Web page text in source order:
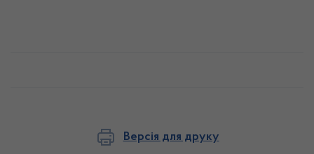
Версія для друку